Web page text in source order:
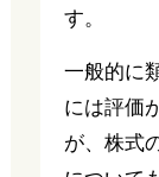
す。
一般的に
には評価
が、株式